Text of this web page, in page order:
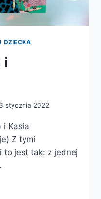
DZIECKA
i
3 stycznia 2022
i Kasia
Z tymi
to jest tak: z jednej